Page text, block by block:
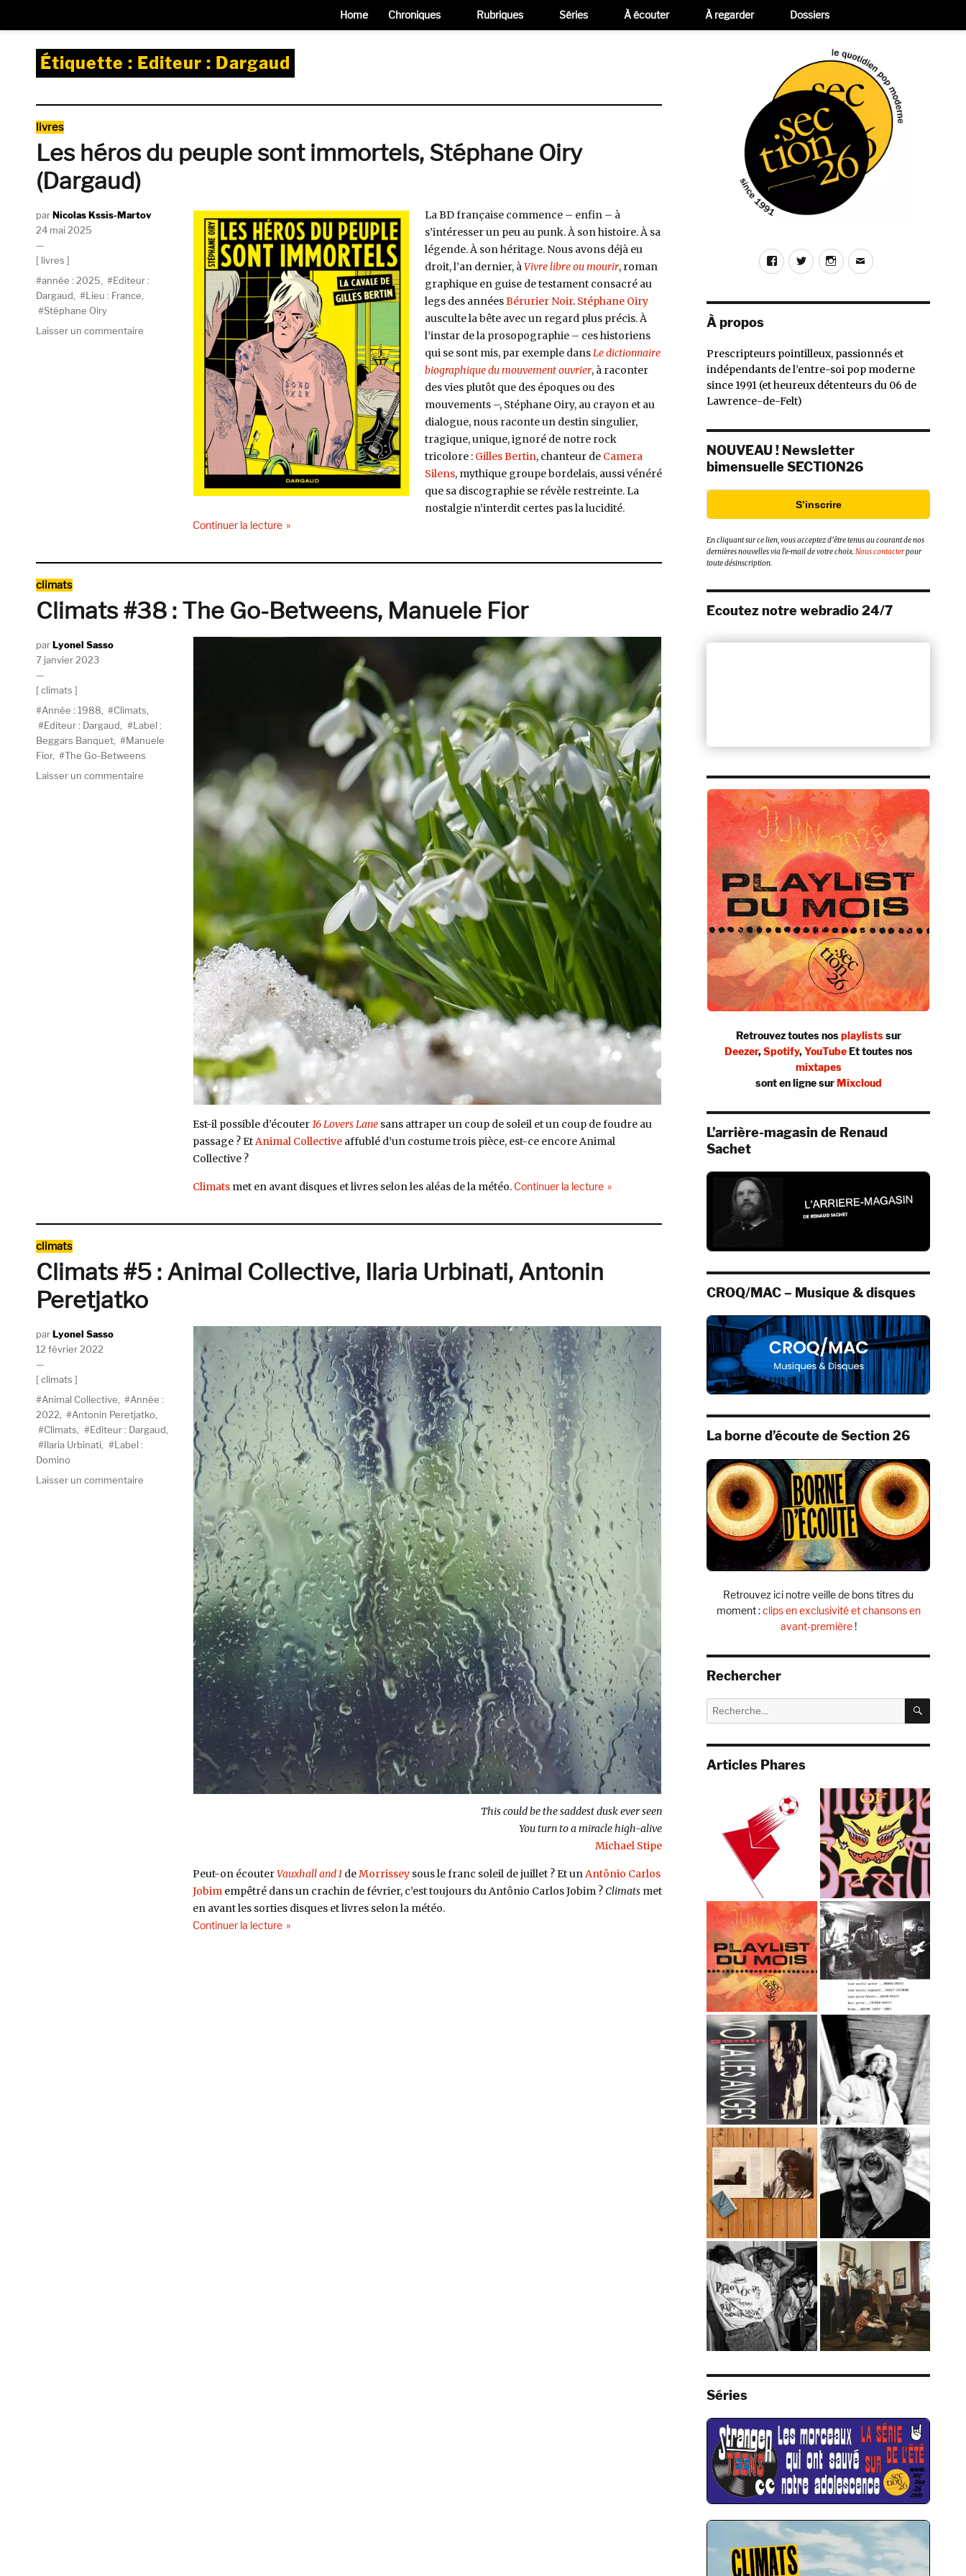
Étiquette : Editeur : Dargaud
Catégories
livres
Les héros du peuple sont immortels, Stéphane Oiry
(Dargaud)
La BD française commence – enfin – à
s’intéresser un peu au punk. À son histoire. À sa
légende. À son héritage. Nous avons déjà eu
droit, l’an dernier, àVivre libre ou mourir, roman
graphique en guise de testament consacré au
legs des annéesBérurier Noir. Stéphane Oiry
ausculte la bête avec un regard plus précis. À
l’instar de la prosopographie – ces historiens
qui se sont mis, par exemple dansLe dictionnaire
biographique du mouvement ouvrier, à raconter
des vies plutôt que des époques ou des
mouvements –, Stéphane Oiry, au crayon et au
dialogue, nous raconte un destin singulier,
tragique, unique, ignoré de notre rock
tricolore : Gilles Bertin, chanteur de Camera
Silens, mythique groupe bordelais, aussi vénéré
que sa discographie se révèle restreinte. La
nostalgie n’interdit certes pas la lucidité.
Continuer la lecturede « Les héros du peuple sont immortels, Stéphane Oiry (Dargaud) »
AuteurNicolas Kssis-Martov
Publié
le
24 mai 2025
Catégories
livres
Étiquettes
année : 2025
Editeur :
Dargaud
Lieu : France
Stéphane Oiry
Laisser un commentaire
Catégories
climats
Climats #38 : The Go-Betweens, Manuele Fior
Est-il possible d’écouter16 Lovers Lanesans attraper un coup de soleil et un coup de foudre au
passage ? EtAnimal Collectiveaffublé d’un costume trois pièce, est-ce encore Animal
Collective ?
Climatsmet en avant disques et livres selon les aléas de la météo. Continuer la lecturede « Climats #38 : The Go-Betweens, Manuele Fior »
AuteurLyonel Sasso
Publié
le
7 janvier 2023
Catégories
climats
Étiquettes
Année : 1988 Climats
Editeur : Dargaud
Label :
Beggars Banquet
Manuele
Fior,
The Go-Betweens
Laisser un commentaire
Catégories
climats
Climats #5 : Animal Collective, Ilaria Urbinati, Antonin
Peretjatko
This could be the saddest dusk ever seen
You turn to a miracle high-alive
Michael Stipe
Peut-on écouterVauxhall and I deMorrisseysous le franc soleil de juillet ? Et unAntônio Carlos
Jobimempêtré dans un crachin de février, c’est toujours du Antônio Carlos Jobim ?Climatsmet
en avant les sorties disques et livres selon la météo.
Continuer la lecturede « Climats #5 : Animal Collective, Ilaria Urbinati, Antonin Peretjatko »
AuteurLyonel Sasso
Publié
le
12 février 2022
Catégories
climats
Étiquettes
Animal Collective
Année :
2022
Antonin Peretjatko
Climats
Editeur : Dargaud
Ilaria Urbinati
Label :
Domino
Laisser un commentaire
FacebookTwitterInstagram
E-
À propos
Prescripteurs pointilleux, passionnés et
indépendants de l’entre-soi pop moderne
since 1991 (et heureux détenteurs du 06 de
Lawrence-de-Felt)
NOUVEAU ! Newsletter
bimensuelle SECTION26
S’inscrire
En cliquant sur ce lien, vous acceptez d’être tenus au courant de nos
dernières nouvelles via l’e-mail de votre choix.Nous contacterpour
toute désinscription.
Ecoutez notre webradio 24/7
Retrouvez toutes nosplaylistssur
Deezer,Spotify,YouTubeEt toutes nos
mixtapes
sont en ligne surMixcloud
L’arrière-magasin de Renaud
Sachet
CROQ/MAC – Musique & disques
La borne d’écoute de Section 26
Retrouvez ici notre veille de bons titres du
moment :clips en exclusivité et chansons en
avant-première!
Rechercher
Recherche
pour :
Articles Phares
Séries
Home Chroniques Rubriques Séries À écouter À regarder Dossiers